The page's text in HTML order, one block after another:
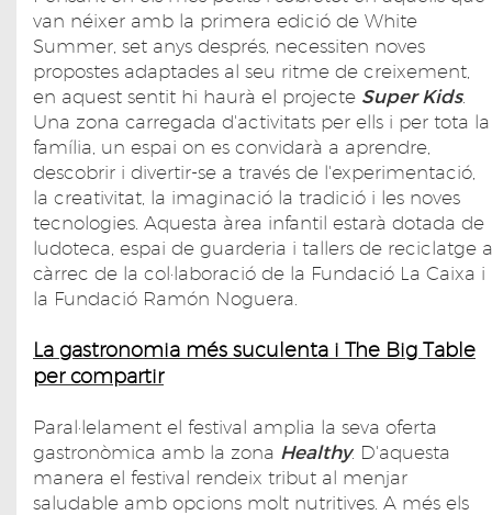
van néixer amb la primera edició de White
Summer, set anys després, necessiten noves
propostes adaptades al seu ritme de creixement,
en aquest sentit hi haurà el projecte Super Kids.
Una zona carregada d'activitats per ells i per tota la
família, un espai on es convidarà a aprendre,
descobrir i divertir-se a través de l'experimentació,
la creativitat, la imaginació la tradició i les noves
tecnologies. Aquesta àrea infantil estarà dotada de
ludoteca, espai de guarderia i tallers de reciclatge a
càrrec de la col·laboració de la Fundació La Caixa i
la Fundació Ramón Noguera.
La gastronomia més suculenta i The Big Table
per compartir
Paral·lelament el festival amplia la seva oferta
gastronòmica amb la zona Healthy. D'aquesta
manera el festival rendeix tribut al menjar
saludable amb opcions molt nutritives. A més els